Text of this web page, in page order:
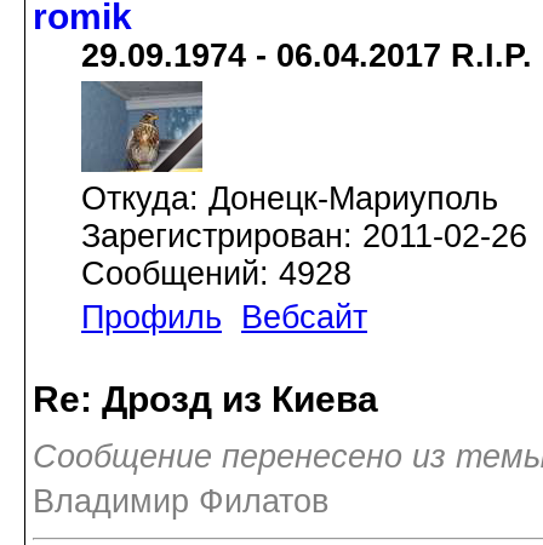
romik
29.09.1974 - 06.04.2017 R.I.P.
Откуда: Донецк-Мариуполь
Зарегистрирован: 2011-02-26
Сообщений: 4928
Профиль
Вебсайт
Re: Дрозд из Киева
Сообщение перенесено из
Владимир Филатов